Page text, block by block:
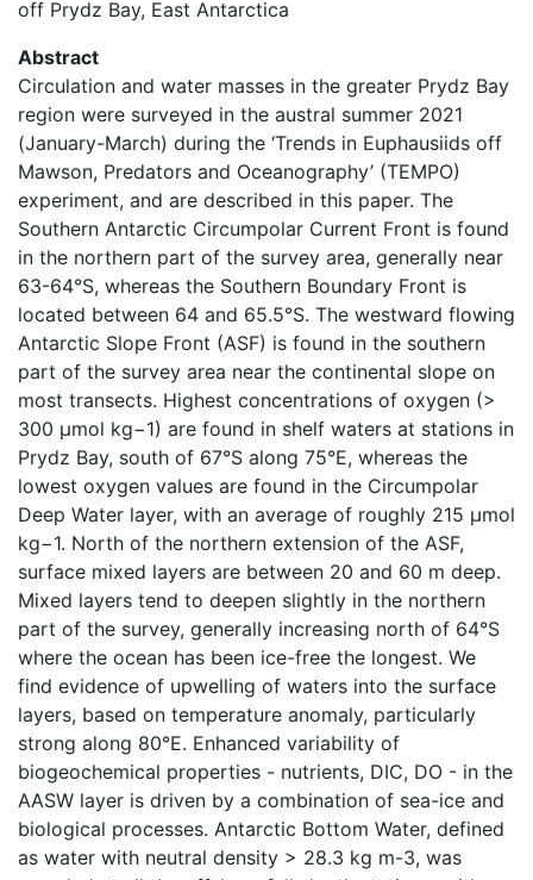
off Prydz Bay, East Antarctica
Abstract
Circulation and water masses in the greater Prydz Bay
region were surveyed in the austral summer 2021
(January-March) during the ‘Trends in Euphausiids off
Mawson, Predators and Oceanography’ (TEMPO)
experiment, and are described in this paper. The
Southern Antarctic Circumpolar Current Front is found
in the northern part of the survey area, generally near
63-64°S, whereas the Southern Boundary Front is
located between 64 and 65.5°S. The westward flowing
Antarctic Slope Front (ASF) is found in the southern
part of the survey area near the continental slope on
most transects. Highest concentrations of oxygen (>
300 µmol kg−1) are found in shelf waters at stations in
Prydz Bay, south of 67°S along 75°E, whereas the
lowest oxygen values are found in the Circumpolar
Deep Water layer, with an average of roughly 215 µmol
kg−1. North of the northern extension of the ASF,
surface mixed layers are between 20 and 60 m deep.
Mixed layers tend to deepen slightly in the northern
part of the survey, generally increasing north of 64°S
where the ocean has been ice-free the longest. We
find evidence of upwelling of waters into the surface
layers, based on temperature anomaly, particularly
strong along 80°E. Enhanced variability of
biogeochemical properties - nutrients, DIC, DO - in the
AASW layer is driven by a combination of sea-ice and
biological processes. Antarctic Bottom Water, defined
as water with neutral density > 28.3 kg m-3, was